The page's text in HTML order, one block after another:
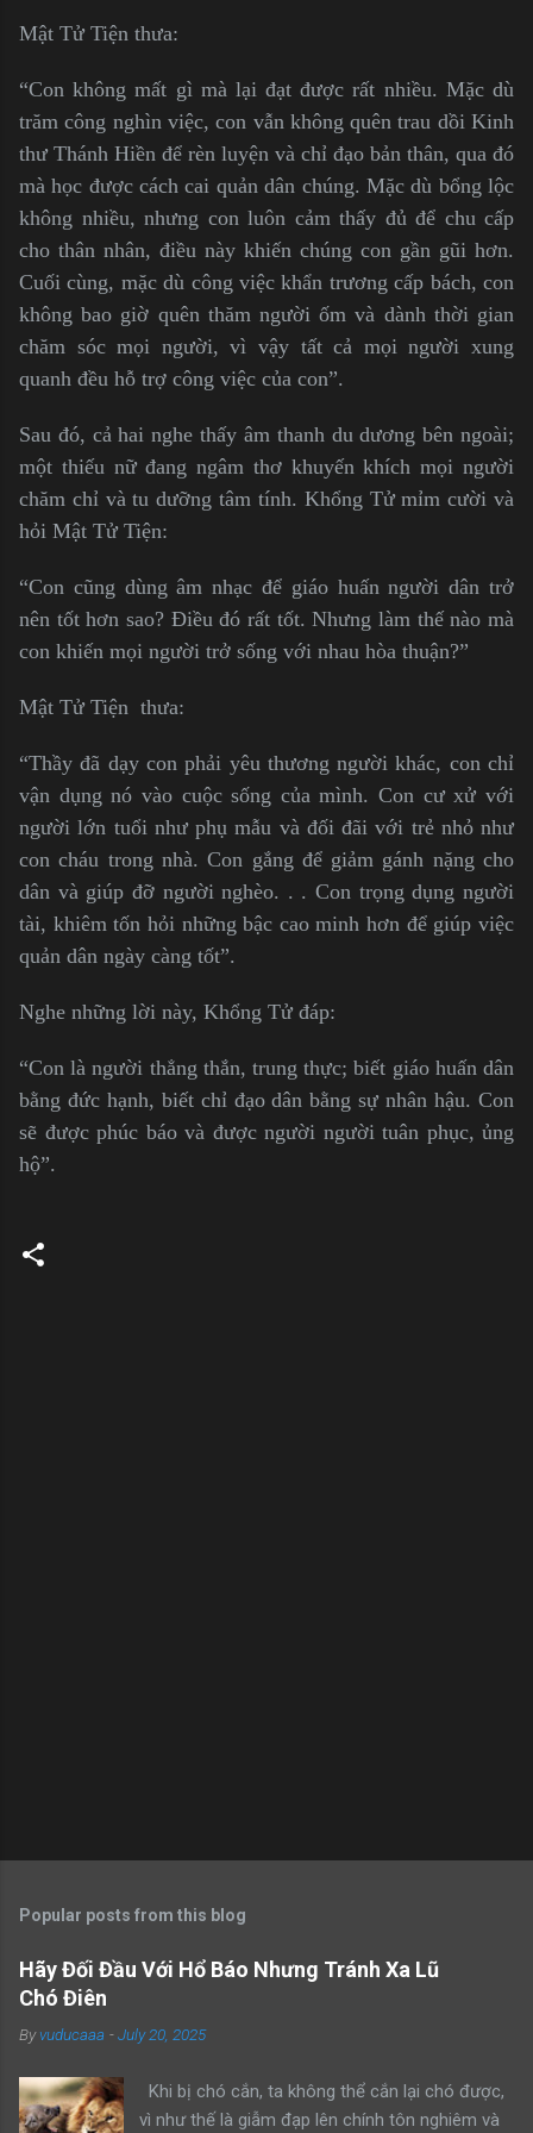
Mật Tử Tiện thưa:
“Con không mất gì mà lại đạt được rất nhiều. Mặc dù
trăm công nghìn việc, con vẫn không quên trau dồi Kinh
thư Thánh Hiền để rèn luyện và chỉ đạo bản thân, qua đó
mà học được cách cai quản dân chúng. Mặc dù bổng lộc
không nhiều, nhưng con luôn cảm thấy đủ để chu cấp
cho thân nhân, điều này khiến chúng con gần gũi hơn.
Cuối cùng, mặc dù công việc khẩn trương cấp bách, con
không bao giờ quên thăm người ốm và dành thời gian
chăm sóc mọi người, vì vậy tất cả mọi người xung
quanh đều hỗ trợ công việc của con”.
Sau đó, cả hai nghe thấy âm thanh du dương bên ngoài;
một thiếu nữ đang ngâm thơ khuyến khích mọi người
chăm chỉ và tu dưỡng tâm tính. Khổng Tử mỉm cười và
hỏi Mật Tử Tiện:
“Con cũng dùng âm nhạc để giáo huấn người dân trở
nên tốt hơn sao? Điều đó rất tốt. Nhưng làm thế nào mà
con khiến mọi người trở sống với nhau hòa thuận?”
Mật Tử Tiện thưa:
“Thầy đã dạy con phải yêu thương người khác, con chỉ
vận dụng nó vào cuộc sống của mình. Con cư xử với
người lớn tuổi như phụ mẫu và đối đãi với trẻ nhỏ như
con cháu trong nhà. Con gắng để giảm gánh nặng cho
dân và giúp đỡ người nghèo. . . Con trọng dụng người
tài, khiêm tốn hỏi những bậc cao minh hơn để giúp việc
quản dân ngày càng tốt”.
Nghe những lời này, Khổng Tử đáp:
“Con là người thẳng thắn, trung thực; biết giáo huấn dân
bằng đức hạnh, biết chỉ đạo dân bằng sự nhân hậu. Con
sẽ được phúc báo và được người người tuân phục, ủng
hộ”.
Popular posts from this blog
Hãy Đối Đầu Với Hổ Báo Nhưng Tránh Xa Lũ
Chó Điên
Byvuducaaa -July 20, 2025
Khi bị chó cắn, ta không thể cắn lại chó được,
vì như thế là giẫm đạp lên chính tôn nghiêm và